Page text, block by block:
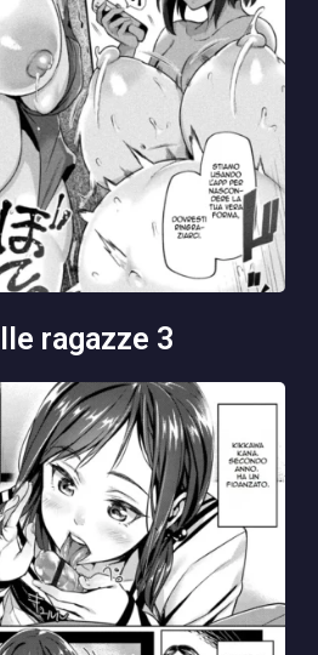
ragazze 3